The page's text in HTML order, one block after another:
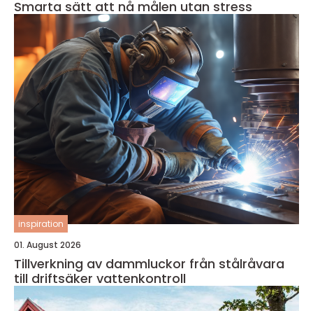
Smarta sätt att nå målen utan stress
inspiration
01. August 2026
Tillverkning av dammluckor från stålråvara
till driftsäker vattenkontroll